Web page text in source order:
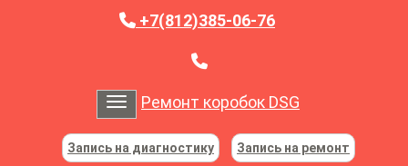
+7(812)385-06-76
Toggle navigation
Ремонт коробок DSG
Запись на диагностику Запись на ремонт